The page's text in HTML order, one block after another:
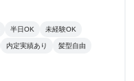
半日OK 未経験OK
内定実績あり 髪型自由